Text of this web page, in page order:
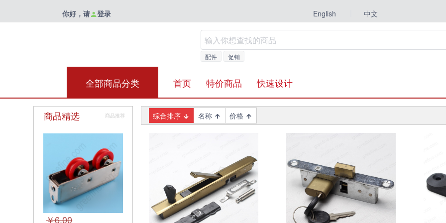
你好，请 登录 English 中文
配件 促销
全部商品分类 首页 特价商品 快速设计
商品精选 商品推荐
￥6.00
综合排序 名称 价格